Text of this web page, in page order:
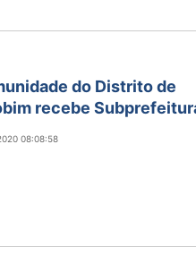
do Distrito de
recebe
08:08:58